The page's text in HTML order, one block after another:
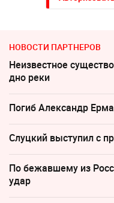
НОВОСТИ ПАРТНЕРОВ
Неизвестное
дно реки
Погиб Александр
Слуцкий выступил с
По бежавшему из
удар